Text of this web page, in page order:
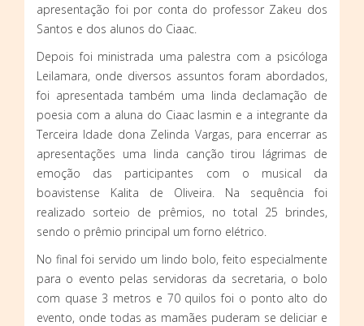
apresentação foi por conta do professor Zakeu dos
Santos e dos alunos do Ciaac.
Depois foi ministrada uma palestra com a psicóloga
Leilamara, onde diversos assuntos foram abordados,
foi apresentada também uma linda declamação de
poesia com a aluna do Ciaac Iasmin e a integrante da
Terceira Idade dona Zelinda Vargas, para encerrar as
apresentações uma linda canção tirou lágrimas de
emoção das participantes com o musical da
boavistense Kalita de Oliveira. Na sequência foi
realizado sorteio de prêmios, no total 25 brindes,
sendo o prêmio principal um forno elétrico.
No final foi servido um lindo bolo, feito especialmente
para o evento pelas servidoras da secretaria, o bolo
com quase 3 metros e 70 quilos foi o ponto alto do
evento, onde todas as mamães puderam se deliciar e